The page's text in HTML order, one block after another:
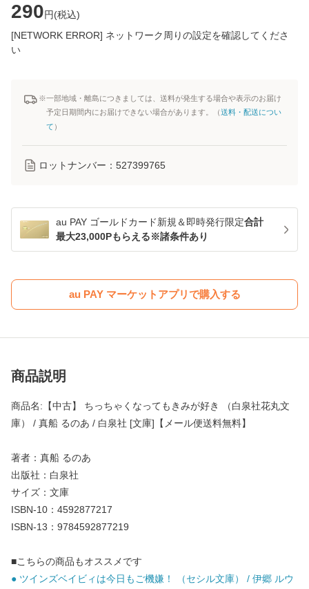
290円(税込)
[NETWORK ERROR] ネットワーク周りの設定を確認してくださ
い
※一部地域・離島につきましては、送料が発生する場合や表示のお届け
予定日期間内にお届けできない場合があります。（送料・配送につい
て ）
ロットナンバー： 527399765
au PAY ゴールドカード新規＆即時発行限定合計
最大23,000Pもらえる※諸条件あり
au PAY マーケットアプリで購入する
商品説明
商品名:【中古】 ちっちゃくなってもきみが好き （白泉社花丸文
庫） / 真船 るのあ / 白泉社 [文庫]【メール便送料無料】
著者：真船 るのあ
出版社：白泉社
サイズ：文庫
ISBN-10：4592877217
ISBN-13：9784592877219
■こちらの商品もオススメです
● ツインズベイビィは今日もご機嫌！ （セシル文庫） / 伊郷 ルウ